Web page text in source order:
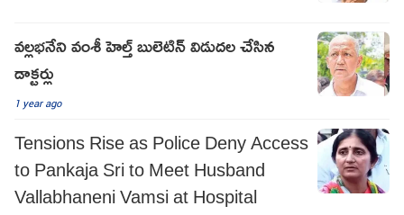
వల్లభనేని వంశీ హెల్త్ బులెటిన్ విడుదల చేసిన
డాక్టర్లు
1 year ago
Tensions Rise as Police Deny Access
to Pankaja Sri to Meet Husband
Vallabhaneni Vamsi at Hospital